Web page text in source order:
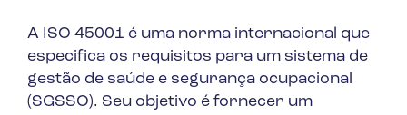
A ISO 45001 é uma norma internacional que
especifica os requisitos para um sistema de
gestão de saúde e segurança ocupacional
(SGSSO). Seu objetivo é fornecer um